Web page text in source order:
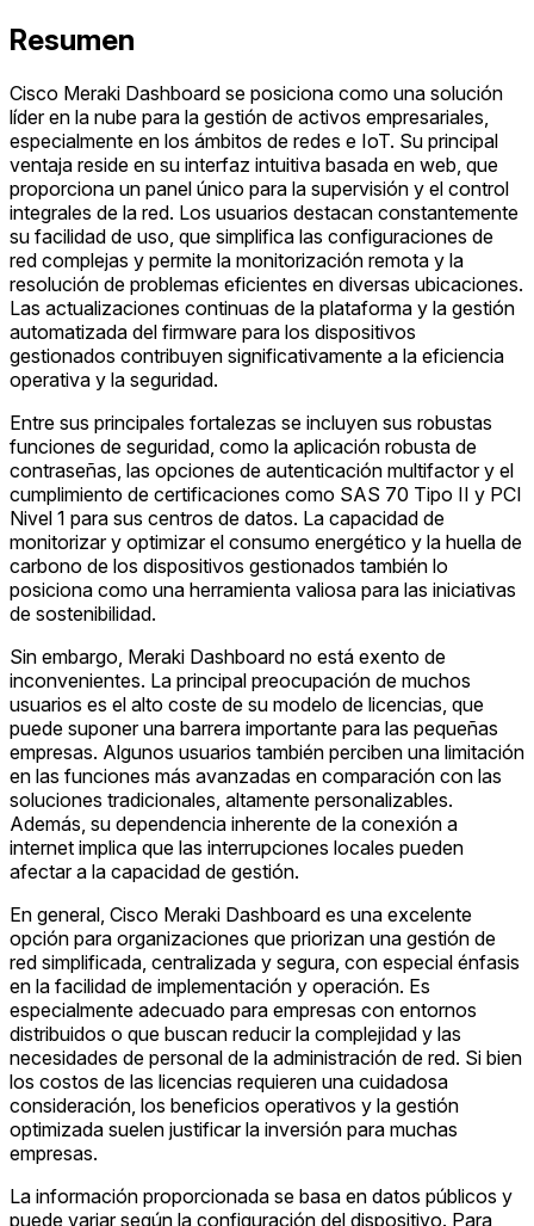
Resumen
Cisco Meraki Dashboard se posiciona como una solución
líder en la nube para la gestión de activos empresariales,
especialmente en los ámbitos de redes e IoT. Su principal
ventaja reside en su interfaz intuitiva basada en web, que
proporciona un panel único para la supervisión y el control
integrales de la red. Los usuarios destacan constantemente
su facilidad de uso, que simplifica las configuraciones de
red complejas y permite la monitorización remota y la
resolución de problemas eficientes en diversas ubicaciones.
Las actualizaciones continuas de la plataforma y la gestión
automatizada del firmware para los dispositivos
gestionados contribuyen significativamente a la eficiencia
operativa y la seguridad.
Entre sus principales fortalezas se incluyen sus robustas
funciones de seguridad, como la aplicación robusta de
contraseñas, las opciones de autenticación multifactor y el
cumplimiento de certificaciones como SAS 70 Tipo II y PCI
Nivel 1 para sus centros de datos. La capacidad de
monitorizar y optimizar el consumo energético y la huella de
carbono de los dispositivos gestionados también lo
posiciona como una herramienta valiosa para las iniciativas
de sostenibilidad.
Sin embargo, Meraki Dashboard no está exento de
inconvenientes. La principal preocupación de muchos
usuarios es el alto coste de su modelo de licencias, que
puede suponer una barrera importante para las pequeñas
empresas. Algunos usuarios también perciben una limitación
en las funciones más avanzadas en comparación con las
soluciones tradicionales, altamente personalizables.
Además, su dependencia inherente de la conexión a
internet implica que las interrupciones locales pueden
afectar a la capacidad de gestión.
En general, Cisco Meraki Dashboard es una excelente
opción para organizaciones que priorizan una gestión de
red simplificada, centralizada y segura, con especial énfasis
en la facilidad de implementación y operación. Es
especialmente adecuado para empresas con entornos
distribuidos o que buscan reducir la complejidad y las
necesidades de personal de la administración de red. Si bien
los costos de las licencias requieren una cuidadosa
consideración, los beneficios operativos y la gestión
optimizada suelen justificar la inversión para muchas
empresas.
La información proporcionada se basa en datos públicos y
puede variar según la configuración del dispositivo. Para